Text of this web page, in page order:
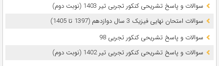
سوالات و پاسخ تشریحی کنکور تجربی تیر 1403 (نوبت دوم)
سوالات امتحان نهایی فیزیک 3 سال دوازدهم (1397 تا 1405)
سوالات و پاسخ تشریحی کنکور تجربی 98
سوالات و پاسخ تشریحی کنکور تجربی تیر 1402 (نوبت دوم)